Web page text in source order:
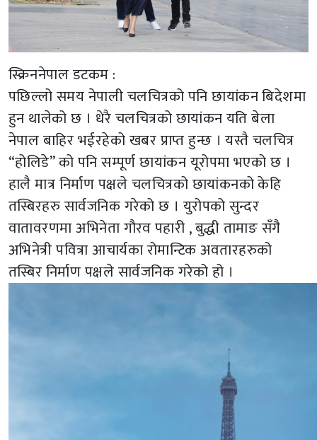
स्क्रिननेपाल डटकम :
पछिल्लो समय नेपाली चलचित्रको पनि छायांकन बिदेशमा
हुन थालेको छ । धेरै चलचित्रको छायांकन यति बेला
नेपाल बाहिर भईरहेको खबर प्राप्त हुन्छ । यस्तै चलचित्र
“होलिडे” को पनि सम्पूर्ण छायांकन यूरोपमा भएको छ ।
हालै मात्र निर्माण पक्षले चलचित्रको छायांकनको केहि
तस्बिरहरु सार्वजनिक गरेको छ । युरोपको सुन्दर
वातावरणमा अभिनेता गौरव पहारी , बुद्धी तामाङ सँगै
अभिनेत्री पवित्रा आचार्यका रोमान्टिक अवतारहरुको
तस्बिर निर्माण पक्षले सार्वजनिक गरेको हो ।